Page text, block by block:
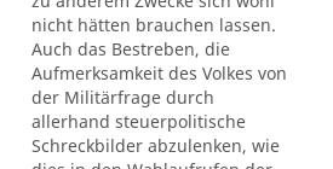
nicht hätten brauchen lassen.
Auch das Bestreben, die
Aufmerksamkeit des Volkes von
der Militärfrage durch
allerhand steuerpolitische
Schreckbilder abzulenken, wie